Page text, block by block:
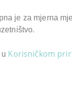
je za mjerna
Korisničkom